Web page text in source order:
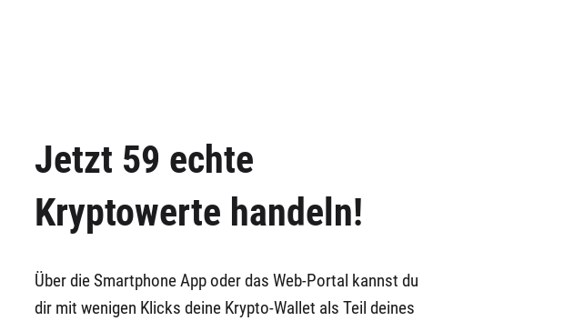
Jetzt 59 echte
Kryptowerte handeln!
Über die Smartphone App oder das Web-Portal kannst du
dir mit wenigen Klicks deine Krypto-Wallet als Teil deines